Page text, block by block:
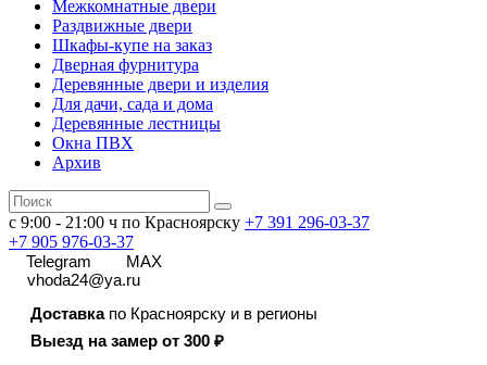
Межкомнатные двери
Раздвижные двери
Шкафы-купе на заказ
Дверная фурнитура
Деревянные двери и изделия
Для дачи, сада и дома
Деревянные лестницы
Окна ПВХ
Архив
с 9:00 - 21:00 ч по Красноярску +7 391 296-03-37
+7 905 976-03-37
Telegram
MAX
vhoda24@ya.ru
Доставкапо Красноярску и в регионы
Выезд на замер от 300 ₽